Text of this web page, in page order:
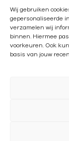
Wij gebruiken
gepersonaliseerde
verzamelen wij
binnen. Hiermee
voorkeuren. Ook
basis van jouw
Nieuwsbrief